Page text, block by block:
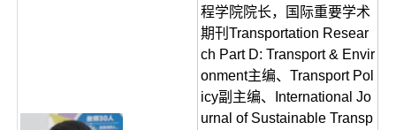
程学院院长，国际重要学术
期刊Transportation Resear
ch Part D: Transport & Envir
onment主编、Transport Pol
icy副主编、International Jo
urnal of Sustainable Transp